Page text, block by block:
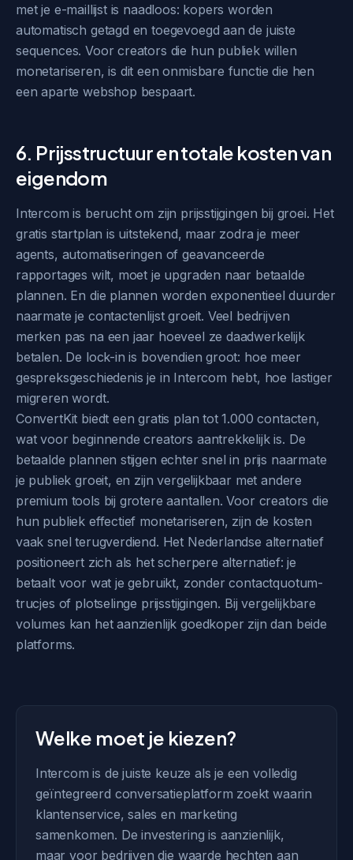
met je e-maillijst is naadloos: kopers worden
automatisch getagd en toegevoegd aan de juiste
sequences. Voor creators die hun publiek willen
monetariseren, is dit een onmisbare functie die hen
een aparte webshop bespaart.
6. Prijsstructuur en totale kosten van
eigendom
Intercom is berucht om zijn prijsstijgingen bij groei. Het
gratis startplan is uitstekend, maar zodra je meer
agents, automatiseringen of geavanceerde
rapportages wilt, moet je upgraden naar betaalde
plannen. En die plannen worden exponentieel duurder
naarmate je contactenlijst groeit. Veel bedrijven
merken pas na een jaar hoeveel ze daadwerkelijk
betalen. De lock-in is bovendien groot: hoe meer
gespreksgeschiedenis je in Intercom hebt, hoe lastiger
migreren wordt.
ConvertKit biedt een gratis plan tot 1.000 contacten,
wat voor beginnende creators aantrekkelijk is. De
betaalde plannen stijgen echter snel in prijs naarmate
je publiek groeit, en zijn vergelijkbaar met andere
premium tools bij grotere aantallen. Voor creators die
hun publiek effectief monetariseren, zijn de kosten
vaak snel terugverdiend. Het Nederlandse alternatief
positioneert zich als het scherpere alternatief: je
betaalt voor wat je gebruikt, zonder contactquotum-
trucjes of plotselinge prijsstijgingen. Bij vergelijkbare
volumes kan het aanzienlijk goedkoper zijn dan beide
platforms.
Welke moet je kiezen?
Intercom is de juiste keuze als je een volledig
geïntegreerd conversatieplatform zoekt waarin
klantenservice, sales en marketing
samenkomen. De investering is aanzienlijk,
maar voor bedrijven die waarde hechten aan